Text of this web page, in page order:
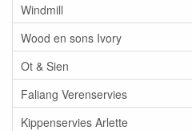
Windmill
Wood en sons Ivory
Ot & Sien
Faliang Verenservies
Kippenservies Arlette